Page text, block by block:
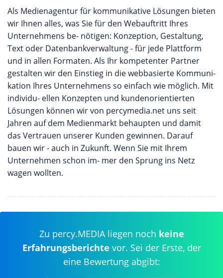
Als Medienagentur für kommunikative Lösungen bieten
wir Ihnen alles, was Sie für den Webauftritt Ihres
Unternehmens be- nötigen: Konzeption, Gestaltung,
Text oder Datenbankverwaltung - für jede Plattform
und in allen Formaten. Als Ihr kompetenter Partner
gestalten wir den Einstieg in die webbasierte Kommuni-
kation Ihres Unternehmens so einfach wie möglich. Mit
individu- ellen Konzepten und kundenorientierten
Lösungen können wir von percymedia.net uns seit
Jahren auf dem Medienmarkt behaupten und damit
das Vertrauen unserer Kunden gewinnen. Darauf
bauen wir - auch in Zukunft. Wenn Sie mit Ihrem
Unternehmen schon im- mer den Sprung ins Netz
wagen wollten.
Zu percy.MEDIA liegen noch keine
Erfahrungsberichte vor. Sei der Erste, der
eine Bewertung abgibt: